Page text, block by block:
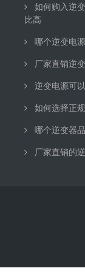
如何购入逆
比高
哪个逆变电
厂家直销逆
逆变电源可
如何选择正
哪个逆变器
厂家直销的